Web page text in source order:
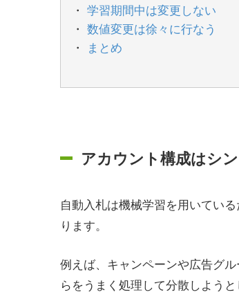
学習期間中は変更しない
数値変更は徐々に行なう
まとめ
アカウント構成はシ
自動入札は機械学習を用いてい
ります。
例えば、キャンペーンや広告グ
らをうまく処理して分散しようと